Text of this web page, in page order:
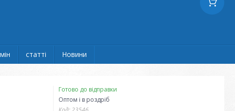
статті Новини
Готово до відправки
Оптом і в роздріб